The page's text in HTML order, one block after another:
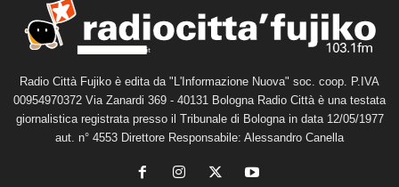
Radio Città Fujiko è edita da "L'Informazione Nuova" soc. coop. P.IVA
00954970372 Via Zanardi 369 - 40131 Bologna Radio Città è una testata
giornalistica registrata presso il Tribunale di Bologna in data 12/05/1977
aut. n° 4553 Direttore Responsabile: Alessandro Canella